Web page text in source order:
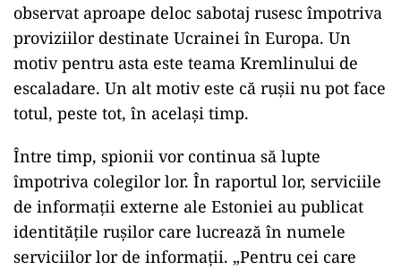
observat aproape deloc sabotaj rusesc împotriva
proviziilor destinate Ucrainei în Europa. Un
motiv pentru asta este teama Kremlinului de
escaladare. Un alt motiv este că rușii nu pot face
totul, peste tot, în același timp.
Între timp, spionii vor continua să lupte
împotriva colegilor lor. În raportul lor, serviciile
de informații externe ale Estoniei au publicat
identitățile rușilor care lucrează în numele
serviciilor lor de informații. „Pentru cei care